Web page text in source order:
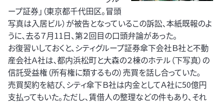
ープ証券」（東京都千代田区。冒頭
写真は入居ビル）が被告となっているこの訴訟、本紙既報のよ
うに、去る７月11日、第２回目の口頭弁論があった。
お復習いしておくと、シティグループ証券傘下会社Ｂ社と不動
産会社Ａ社は、都内浜松町と大森の２棟のホテル（下写真）の
信託受益権（所有権に類するもの）売買を話し合っていた。
売買契約を結び、シティ傘下Ｂ社は内金としてＡ社に50億円
支払ってもいた。ただし、賃借人の整理などの件もあり、それ